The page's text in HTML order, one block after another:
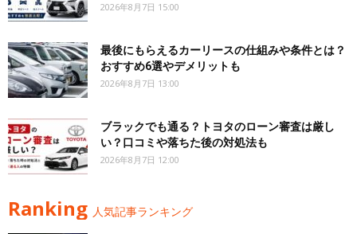
2026年8月7日 15:00
最後にもらえるカーリースの仕組みや条件とは？
おすすめ6選やデメリットも
2026年8月7日 13:00
ブラックでも通る？トヨタのローン審査は厳し
い？口コミや落ちた後の対処法も
2026年8月7日 12:00
Ranking 人気記事ランキング